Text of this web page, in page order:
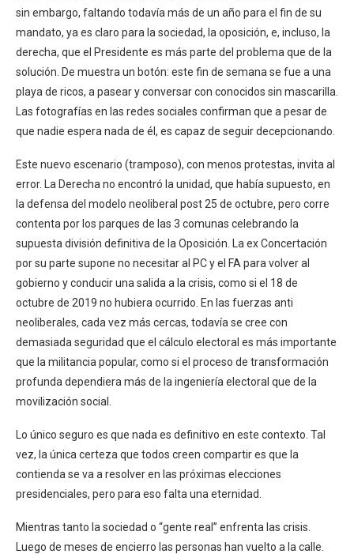
sin embargo, faltando todavía más de un año para el fin de su
mandato, ya es claro para la sociedad, la oposición, e, incluso, la
derecha, que el Presidente es más parte del problema que de la
solución. De muestra un botón: este fin de semana se fue a una
playa de ricos, a pasear y conversar con conocidos sin mascarilla.
Las fotografías en las redes sociales confirman que a pesar de
que nadie espera nada de él, es capaz de seguir decepcionando.
Este nuevo escenario (tramposo), con menos protestas, invita al
error. La Derecha no encontró la unidad, que había supuesto, en
la defensa del modelo neoliberal post 25 de octubre, pero corre
contenta por los parques de las 3 comunas celebrando la
supuesta división definitiva de la Oposición. La ex Concertación
por su parte supone no necesitar al PC y el FA para volver al
gobierno y conducir una salida a la crisis, como si el 18 de
octubre de 2019 no hubiera ocurrido. En las fuerzas anti
neoliberales, cada vez más cercas, todavía se cree con
demasiada seguridad que el cálculo electoral es más importante
que la militancia popular, como si el proceso de transformación
profunda dependiera más de la ingeniería electoral que de la
movilización social.
Lo único seguro es que nada es definitivo en este contexto. Tal
vez, la única certeza que todos creen compartir es que la
contienda se va a resolver en las próximas elecciones
presidenciales, pero para eso falta una eternidad.
Mientras tanto la sociedad o “gente real” enfrenta las crisis.
Luego de meses de encierro las personas han vuelto a la calle.